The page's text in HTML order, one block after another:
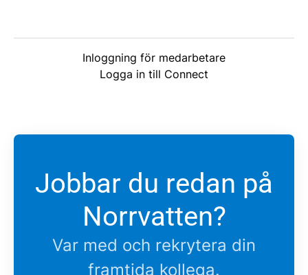
Inloggning för medarbetare
Logga in till Connect
Jobbar du redan på
Norrvatten?
Var med och rekrytera din
framtida kollega.